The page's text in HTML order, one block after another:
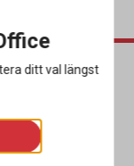
ditt val längst